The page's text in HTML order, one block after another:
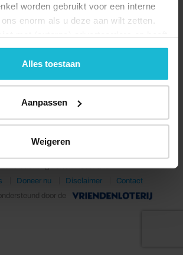
worden gebruikt voor een interne
enorm als u deze aan wilt zetten.
doelstelling. U kunt deze cookies via
beheren of weigeren.
Alles toestaan
Aanpassen
Weigeren
Stichting Forten Nederland
Doneer nu Disclaimer
Contact
door de